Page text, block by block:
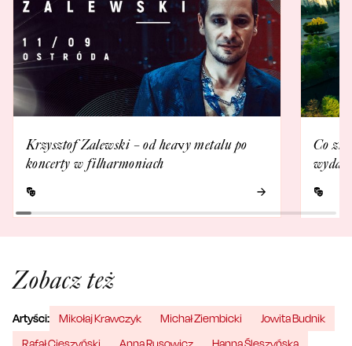
Krzysztof Zalewski – od heavy metalu po
koncerty w filharmoniach
Co
Zobacz też
Artyści: Mikołaj Krawczyk Michał Ziembicki
Jowita Budnik